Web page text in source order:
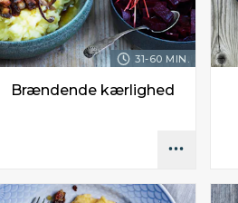
31-60 MIN.
Brændende kærlighed